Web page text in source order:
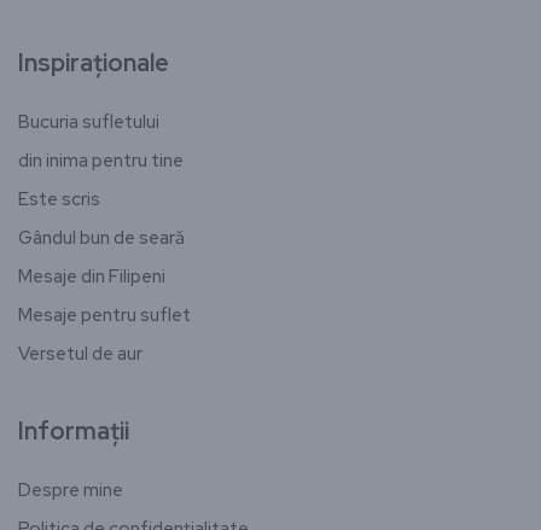
Inspiraționale
Bucuria sufletului
din inima pentru tine
Este scris
Gândul bun de seară
Mesaje din Filipeni
Mesaje pentru suflet
Versetul de aur
Informații
Despre mine